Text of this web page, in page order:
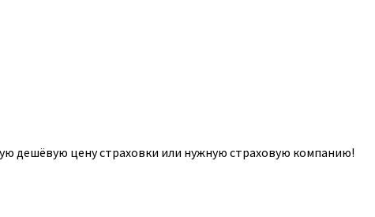
дешёвую цену страховки или нужную страховую компанию!